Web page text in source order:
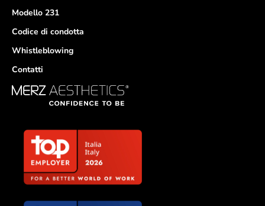
Modello 231
Codice di condotta
Whistleblowing
Contatti